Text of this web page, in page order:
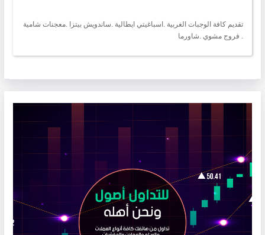
تقديم كافة الوجبات الغربية .اسباغيتي ايطالية .ساندويش بيتزا .معجنات شامية
. فروج مشوي .شاورما